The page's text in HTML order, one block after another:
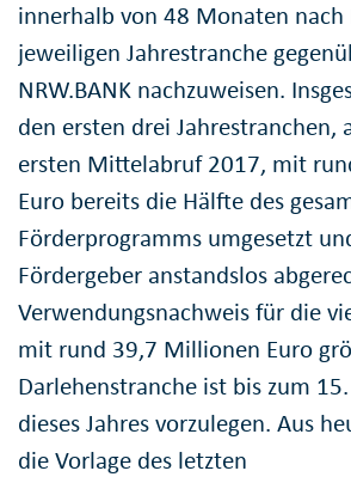
innerhalb von 48 Monaten
jeweiligen Jahrestranche
NRW.BANK nachzuweisen.
den ersten drei Jahrestranchen,
ersten Mittelabruf 2017, mit
Euro bereits die Hälfte des
Förderprogramms umgesetzt
Fördergeber anstandslos
Verwendungsnachweis für die
mit rund 39,7 Millionen Euro
Darlehenstranche ist bis zum
dieses Jahres vorzulegen. Aus
die Vorlage des letzten